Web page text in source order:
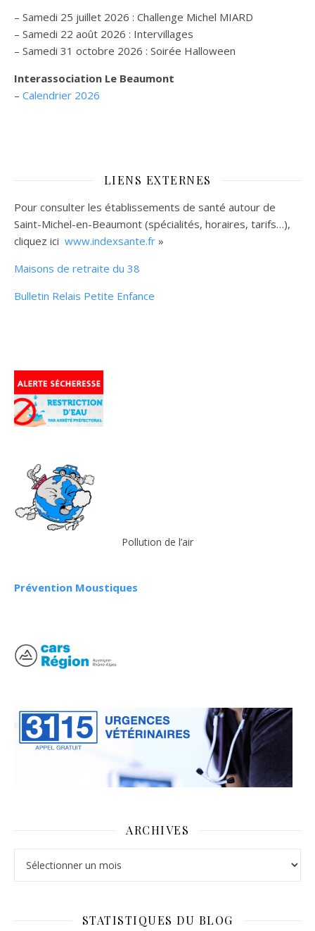
– Samedi 25 juillet 2026 : Challenge Michel MIARD
– Samedi 22 août 2026 : Intervillages
– Samedi 31 octobre 2026 : Soirée Halloween
Interassociation Le Beaumont
– Calendrier 2026
LIENS EXTERNES
Pour consulter les établissements de santé autour de
Saint-Michel-en-Beaumont (spécialités, horaires, tarifs…),
cliquez ici www.indexsante.fr »
Maisons de retraite du 38
Bulletin Relais Petite Enfance
Pollution de l’air
Prévention Moustiques
ARCHIVES
STATISTIQUES DU BLOG